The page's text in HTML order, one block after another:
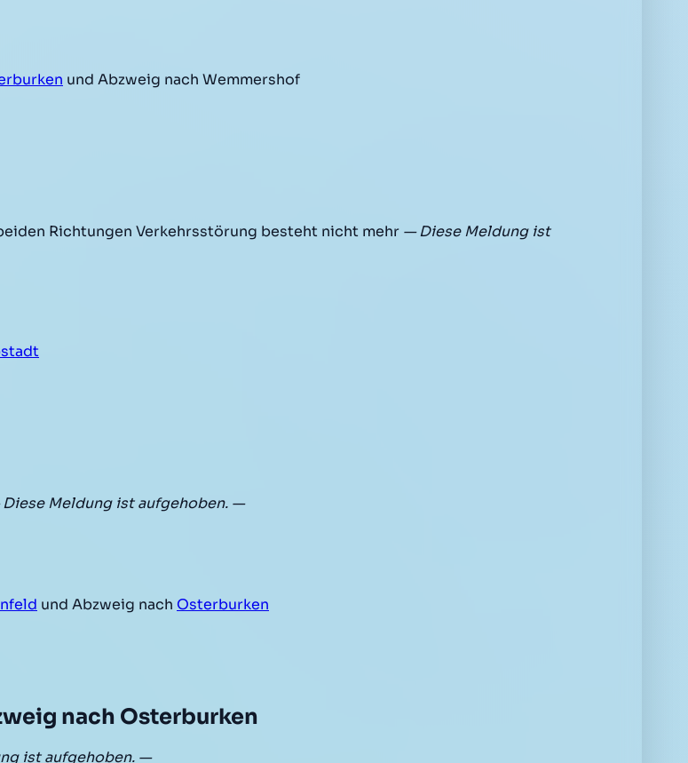
und Abzweig nach Wemmershof
Richtungen Verkehrsstörung besteht nicht mehr — Diese Meldung ist
Meldung ist aufgehoben. —
und Abzweig nach Osterburken
nach Osterburken
ist aufgehoben. —